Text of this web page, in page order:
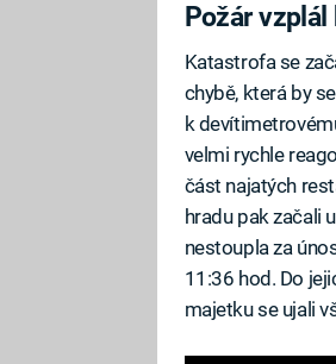
Požár
Katastrofa se
chybě, která by
k
velmi rychle
část najatých
hradu pak začali
nestoupla za
11:36 hod. Do
majetku se ujali